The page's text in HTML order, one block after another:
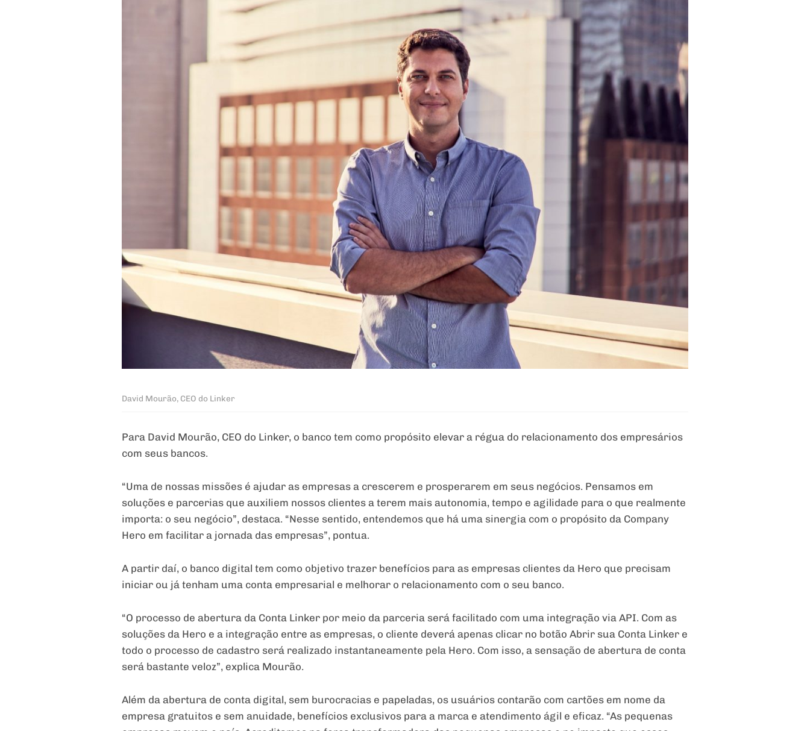
David Mourão, CEO do Linker
Para David Mourão, CEO do Linker, o banco tem como propósito elevar a régua do relacionamento dos empresários
com seus bancos.
“Uma de nossas missões é ajudar as empresas a crescerem e prosperarem em seus negócios. Pensamos em
soluções e parcerias que auxiliem nossos clientes a terem mais autonomia, tempo e agilidade para o que realmente
importa: o seu negócio”, destaca. “Nesse sentido, entendemos que há uma sinergia com o propósito da Company
Hero em facilitar a jornada das empresas”, pontua.
A partir daí, o banco digital tem como objetivo trazer benefícios para as empresas clientes da Hero que precisam
iniciar ou já tenham uma conta empresarial e melhorar o relacionamento com o seu banco.
“O processo de abertura da Conta Linker por meio da parceria será facilitado com uma integração via API. Com as
soluções da Hero e a integração entre as empresas, o cliente deverá apenas clicar no botão Abrir sua Conta Linker e
todo o processo de cadastro será realizado instantaneamente pela Hero. Com isso, a sensação de abertura de conta
será bastante veloz”, explica Mourão.
Além da abertura de conta digital, sem burocracias e papeladas, os usuários contarão com cartões em nome da
empresa gratuitos e sem anuidade, benefícios exclusivos para a marca e atendimento ágil e eficaz. “As pequenas